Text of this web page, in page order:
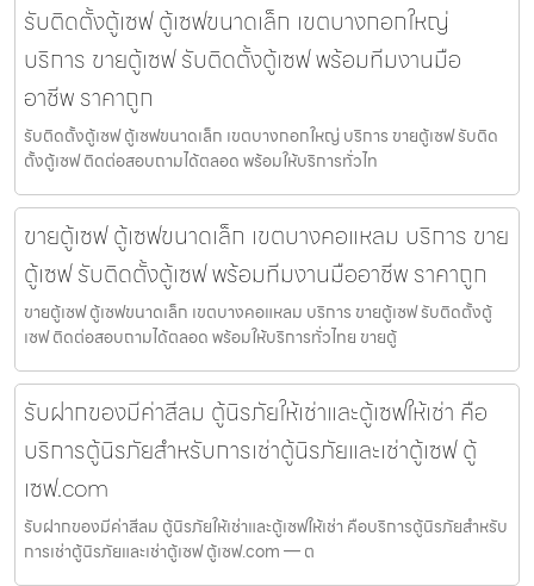
รับติดตั้งตู้เซฟ ตู้เซฟขนาดเล็ก เขตบางกอกใหญ่
บริการ ขายตู้เซฟ รับติดตั้งตู้เซฟ พร้อมทีมงานมือ
อาชีพ ราคาถูก
รับติดตั้งตู้เซฟ ตู้เซฟขนาดเล็ก เขตบางกอกใหญ่ บริการ ขายตู้เซฟ รับติด
ตั้งตู้เซฟ ติดต่อสอบถามได้ตลอด พร้อมให้บริการทั่วไท
ขายตู้เซฟ ตู้เซฟขนาดเล็ก เขตบางคอแหลม บริการ ขาย
ตู้เซฟ รับติดตั้งตู้เซฟ พร้อมทีมงานมืออาชีพ ราคาถูก
ขายตู้เซฟ ตู้เซฟขนาดเล็ก เขตบางคอแหลม บริการ ขายตู้เซฟ รับติดตั้งตู้
เซฟ ติดต่อสอบถามได้ตลอด พร้อมให้บริการทั่วไทย ขายตู้
รับฝากของมีค่าสีลม ตู้นิรภัยให้เช่าและตู้เซฟให้เช่า คือ
บริการตู้นิรภัยสำหรับการเช่าตู้นิรภัยและเช่าตู้เซฟ ตู้
เซฟ.com
รับฝากของมีค่าสีลม ตู้นิรภัยให้เช่าและตู้เซฟให้เช่า คือบริการตู้นิรภัยสำหรับ
การเช่าตู้นิรภัยและเช่าตู้เซฟ ตู้เซฟ.com — ต